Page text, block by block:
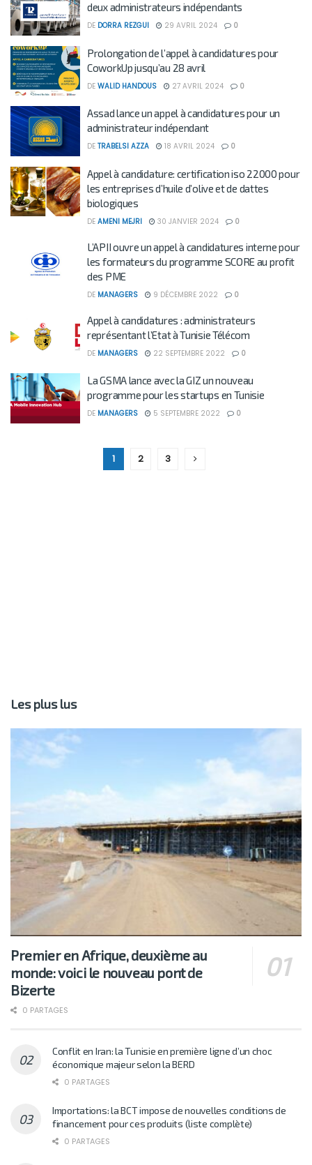
deux administrateurs indépendants
DE DORRA REZGUI 29 AVRIL 2024 0
Prolongation de l’appel à candidatures pour
CoworkUp jusqu’au 28 avril
DE WALID HANDOUS 27 AVRIL 2024 0
Assad lance un appel à candidatures pour un
administrateur indépendant
DE TRABELSI AZZA 18 AVRIL 2024 0
Appel à candidature: certification iso 22000 pour
les entreprises d’huile d’olive et de dattes
biologiques
DE AMENI MEJRI 30 JANVIER 2024 0
L’APII ouvre un appel à candidatures interne pour
les formateurs du programme SCORE au profit
des PME
DE MANAGERS 9 DÉCEMBRE 2022 0
Appel à candidatures : administrateurs
représentant l’Etat à Tunisie Télécom
DE MANAGERS 22 SEPTEMBRE 2022 0
La GSMA lance avec la GIZ un nouveau
programme pour les startups en Tunisie
DE MANAGERS 5 SEPTEMBRE 2022 0
1 2 3
Les plus lus
Premier en Afrique, deuxième au
monde: voici le nouveau pont de
Bizerte
0 PARTAGES
Conflit en Iran: la Tunisie en première ligne d’un choc
économique majeur selon la BERD
0 PARTAGES
Importations: la BCT impose de nouvelles conditions de
financement pour ces produits (liste complète)
0 PARTAGES